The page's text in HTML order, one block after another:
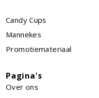
Candy Cups
Mannekes
Promotiemateriaal
Pagina's
Over ons